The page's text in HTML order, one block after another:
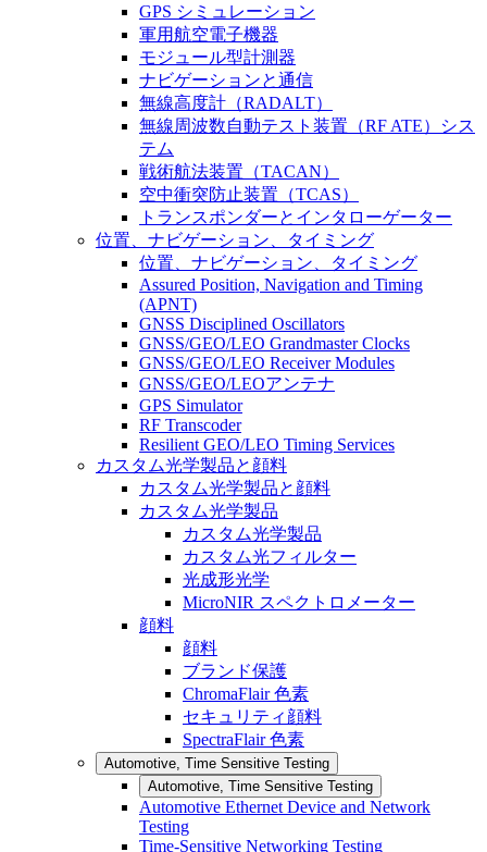
GPS シミュレーション
軍用航空電子機器
モジュール型計測器
ナビゲーションと通信
無線高度計（RADALT）
無線周波数自動テスト装置（RF ATE）シス
テム
戦術航法装置（TACAN）
空中衝突防止装置（TCAS）
トランスポンダーとインタローゲーター
位置、ナビゲーション、タイミング
位置、ナビゲーション、タイミング
Assured Position, Navigation and Timing
(APNT)
GNSS Disciplined Oscillators
GNSS/GEO/LEO Grandmaster Clocks
GNSS/GEO/LEO Receiver Modules
GNSS/GEO/LEOアンテナ
GPS Simulator
RF Transcoder
Resilient GEO/LEO Timing Services
カスタム光学製品と顔料
カスタム光学製品と顔料
カスタム光学製品
カスタム光学製品
カスタム光フィルター
光成形光学
MicroNIR スペクトロメーター
顔料
顔料
ブランド保護
ChromaFlair 色素
セキュリティ顔料
SpectraFlair 色素
Automotive, Time Sensitive Testing
Automotive, Time Sensitive Testing
Automotive Ethernet Device and Network
Testing
Time-Sensitive Networking Testing